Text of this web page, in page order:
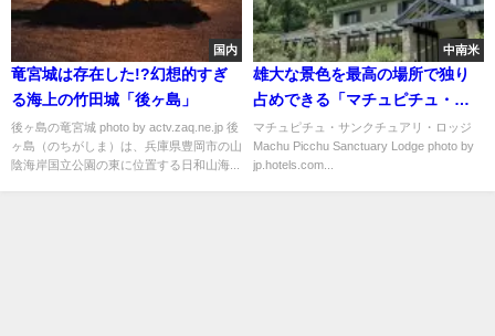
国内
竜宮城は存在した!?幻想的すぎ
る海上の竹田城「後ヶ島」
後ヶ島の竜宮城 photo by actv.zaq.ne.jp 後
ヶ島（のちがしま）は、兵庫県豊岡市の山
陰海岸国立公園の東に位置する日和山海...
中南米
雄大な景色を最高の場所で独り
占めできる「マチュピチュ・サ
ンクチュアリ・ロッジ」
マチュピチュ・サンクチュアリ・ロッジ
Machu Picchu Sanctuary Lodge photo by
jp.hotels.com...